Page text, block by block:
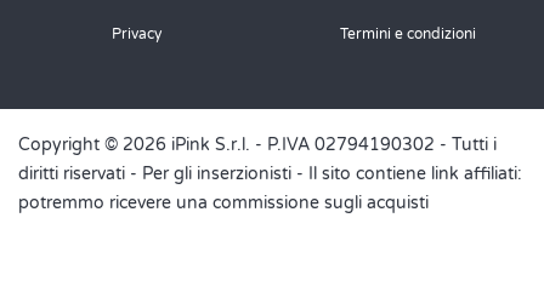
Privacy Termini e condizioni
Copyright © 2026 iPink S.r.l. - P.IVA 02794190302 - Tutti i
diritti riservati - Per gli inserzionisti - Il sito contiene link affiliati:
potremmo ricevere una commissione sugli acquisti